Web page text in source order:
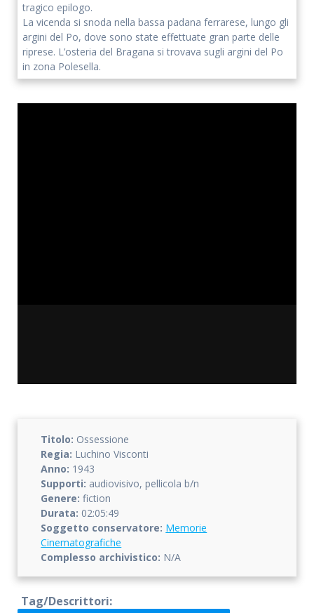
Accetto che i miei dati personali vengano registrati da questa
applicazione secondo la vostra normativa sulla privacy
tragico epilogo.
La vicenda si snoda nella bassa padana ferrarese, lungo gli
argini del Po, dove sono state effettuate gran parte delle
riprese. L’osteria del Bragana si trovava sugli argini del Po
in zona Polesella.
Titolo: Ossessione
Regia: Luchino Visconti
Anno: 1943
Supporti: audiovisivo, pellicola b/n
Genere:fiction
Durata: 02:05:49
Soggetto conservatore: Memorie
Cinematografiche
Complesso archivistico: N/A
Tag/Descrittori: